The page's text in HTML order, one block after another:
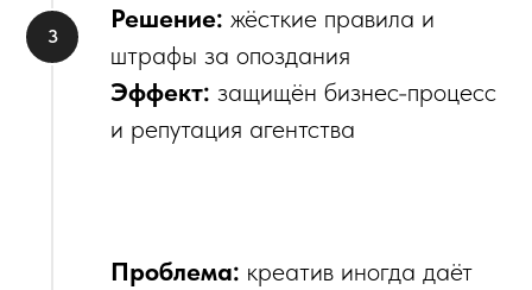
Решение: жёсткие правила и
штрафы за опоздания
Эффект: защищён бизнес-процесс
и репутация агентства
Проблема: креатив иногда даёт